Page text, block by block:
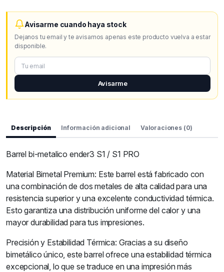
Avisarme cuando haya stock
Dejanos tu email y te avisamos apenas este producto vuelva a estar
disponible.
Avisarme
Descripción Información adicional Valoraciones (0)
Barrel bi-metalico ender3 S1 / S1 PRO
Material Bimetal Premium: Este barrel está fabricado con
una combinación de dos metales de alta calidad para una
resistencia superior y una excelente conductividad térmica.
Esto garantiza una distribución uniforme del calor y una
mayor durabilidad para tus impresiones.
Precisión y Estabilidad Térmica: Gracias a su diseño
bimetálico único, este barrel ofrece una estabilidad térmica
excepcional, lo que se traduce en una impresión más